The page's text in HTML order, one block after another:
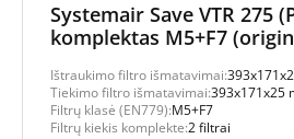
Systemair Save VTR 275
komplektas M5+F7
Ištraukimo filtro išmatavimai:
Tiekimo filtro išmatavimai:393x171x25
Filtrų klasė (EN779):M5+F7
Filtrų kiekis komplekte:2 filtrai